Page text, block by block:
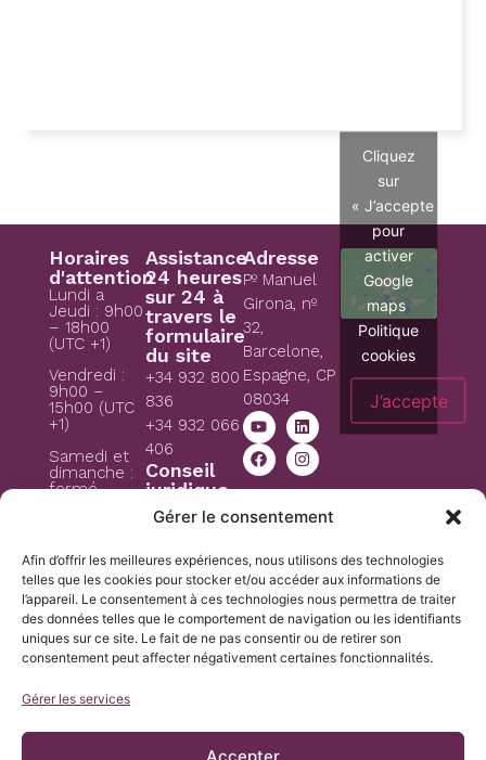
Gérer le consentement
Afin d’offrir les meilleures expériences, nous utilisons des technologies
telles que les cookies pour stocker et/ou accéder aux informations de
l’appareil. Le consentement à ces technologies nous permettra de traiter
des données telles que le comportement de navigation ou les identifiants
uniques sur ce site. Le fait de ne pas consentir ou de retirer son
consentement peut affecter négativement certaines fonctionnalités.
Gérer les services
Accepter
Horaires
d'attention
Lundi a
Jeudi : 9h00
– 18h00
(UTC +1)
Vendredi :
9h00 –
15h00 (UTC
+1)
Samedi et
dimanche :
fermé
icb@institutchiaribcn.com
Assistance
24 heures
sur 24 à
travers le
formulaire
du site
+34 932 800
836
+34 932 066
406
Conseil
juridique
Cadre
Avis
juridique
Politique de
confidentialité
Politique
Adresse
Pº Manuel
Girona, nº
32,
Barcelone,
Espagne, CP
08034
Cliquez
sur
« J’accepte »
pour
activer
Google
maps
Politique
cookies
J’accepte